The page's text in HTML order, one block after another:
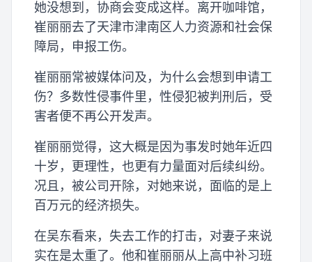
她没想到，协商会变成这样。离开咖啡馆，
崔丽丽去了天津市津南区人力资源和社会保
障局，申报工伤。
崔丽丽常被媒体问及，为什么会想到申请工
伤？多数性侵事件里，性侵犯被判刑后，受
害者便不再公开发声。
崔丽丽觉得，这大概是因为事发时她年近四
十岁，更理性，也更有力量面对后续纠纷。
况且，被公司开除，对她来说，面临的是上
百万元的经济损失。
在吴东看来，失去工作的打击，对妻子来说
实在是太重了。他和崔丽丽从上高中补习班